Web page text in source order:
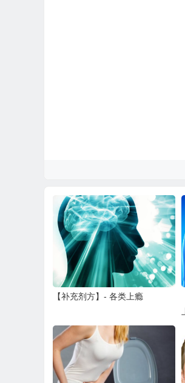
【补充剂方】- 各类上瘾